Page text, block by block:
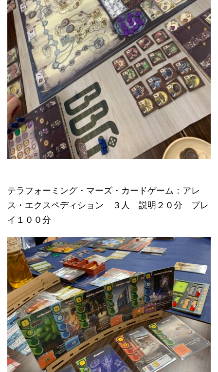
テラフォーミング・マーズ・カードゲーム：アレ
ス・エクスペディション ３人 説明２０分 プレ
イ１００分